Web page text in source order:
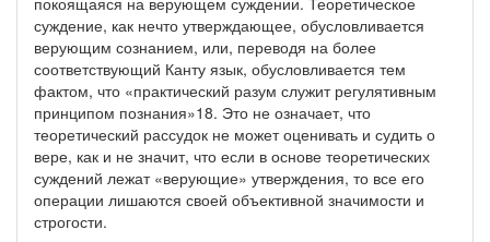
суждение, как нечто утверждающее, обусловливается
верующим сознанием, или, переводя на более
соответствующий Канту язык, обусловливается тем
фактом, что «практический разум служит регулятивным
принципом познания»18. Это не означает, что
теоретический рассудок не может оценивать и судить о
вере, как и не значит, что если в основе теоретических
суждений лежат «верующие» утверждения, то все его
операции лишаются своей объективной значимости и
строгости.